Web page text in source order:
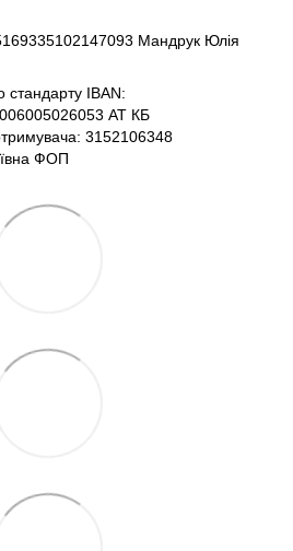
Мандрук Юлія
стандарту IBAN:
АТ КБ
3152106348
ФОП